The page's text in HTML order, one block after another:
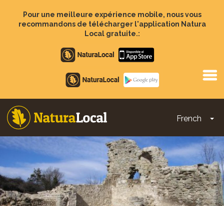
contenu
Pour une meilleure expérience mobile, nous vous
recommandons de télécharger l'application Natura
Local gratuite.:
Apple
store
Google
Play
French
Main
navigation